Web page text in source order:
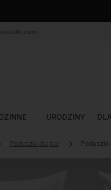
URODZINY
Poduszki dla par Poduszki